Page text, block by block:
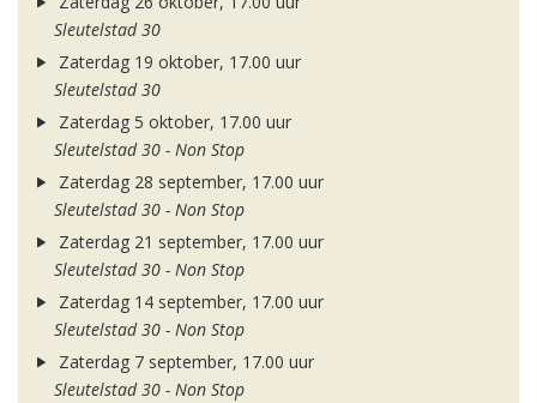
Sleutelstad 30
Zaterdag 19 oktober, 17.00 uur
Sleutelstad 30
Zaterdag 5 oktober, 17.00 uur
Sleutelstad 30 - Non Stop
Zaterdag 28 september, 17.00 uur
Sleutelstad 30 - Non Stop
Zaterdag 21 september, 17.00 uur
Sleutelstad 30 - Non Stop
Zaterdag 14 september, 17.00 uur
Sleutelstad 30 - Non Stop
Zaterdag 7 september, 17.00 uur
Sleutelstad 30 - Non Stop